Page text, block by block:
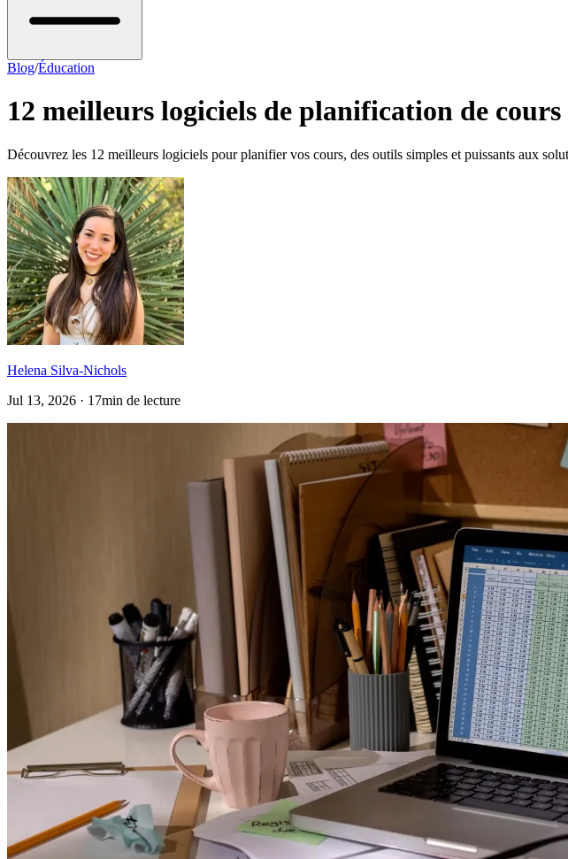
Blog/Éducation
12 meilleurs logiciels de planification de
Découvrez les 12 meilleurs logiciels pour planifier vos cours, des outils simples et puissants aux
Helena Silva-Nichols
Jul 13, 2026 · 17min de lecture